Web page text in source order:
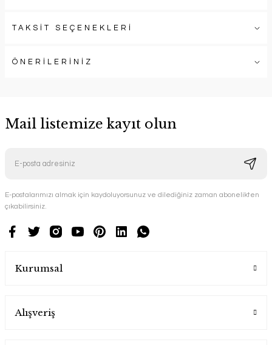
TAKSİT SEÇENEKLERİ
ÖNERİLERİNİZ
Mail listemize kayıt olun
E-postalarımızı almak için kaydoluyorsunuz ve dilediğiniz zaman abonelikten
çıkabilirsiniz.
Kurumsal
Alışveriş